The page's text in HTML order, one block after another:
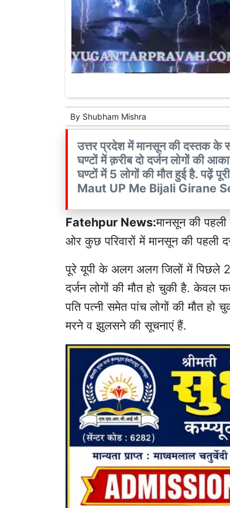
By Shubham Mishra
उत्तर प्रदेश में मानसून की दस्तक के
घण्टों में क़रीब दो दर्जन लोगों की
घण्टों में 5 लोगों की मौत हुई है. पढ़ें
Maut UP Me Bijali Girane
Fatehpur News:मानसून की
ओर कुछ परिवारों में मानसून की पहली
पूरे यूपी के अलग अलग जिलों में पिछले
दर्जन लोगों की मौत हो चुकी है.
पति पत्नी समेत पांच लोगों की मौत
मरने व झुलसने की सूचनाएं हैं.